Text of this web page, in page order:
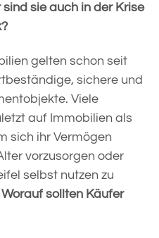
sind sie auch in der Krise
gelten schon seit
sichere und
Viele
auf Immobilien als
sich ihr Vermögen
vorzusorgen oder
selbst nutzen zu
sollten Käufer